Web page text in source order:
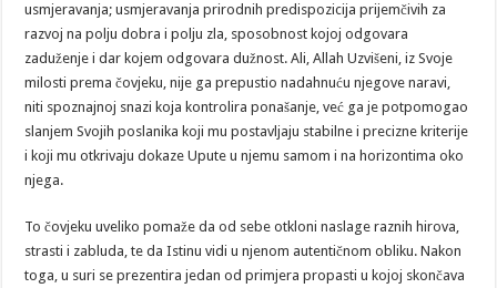
usmjeravanja; usmjeravanja prirodnih predispozicija prijemčivih za
razvoj na polju dobra i polju zla, sposobnost kojoj odgovara
zaduženje i dar kojem odgovara dužnost. Ali, Allah Uzvišeni, iz Svoje
milosti prema čovjeku, nije ga prepustio nadahnuću njegove naravi,
niti spoznajnoj snazi koja kontrolira ponašanje, već ga je potpomogao
slanjem Svojih poslanika koji mu postavljaju stabilne i precizne kriterije
i koji mu otkrivaju dokaze Upute u njemu samom i na horizontima oko
njega.
To čovjeku uveliko pomaže da od sebe otkloni naslage raznih hirova,
strasti i zabluda, te da Istinu vidi u njenom autentičnom obliku. Nakon
toga, u suri se prezentira jedan od primjera propasti u kojoj skončava